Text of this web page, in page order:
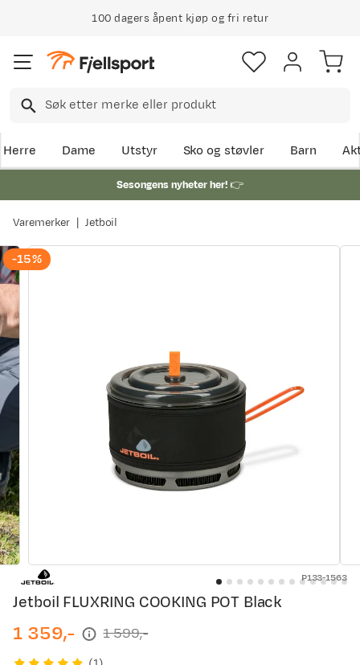
100 dagers åpent kjøp og fri retur
Herre Dame Utstyr Sko og støvler Barn
Sesongens nyheter her!👉
Varemerker Jetboil
-15%
P133-1563
Jetboil FLUXRING COOKING POT Black
discounted
1 359,-
original 1 599,-